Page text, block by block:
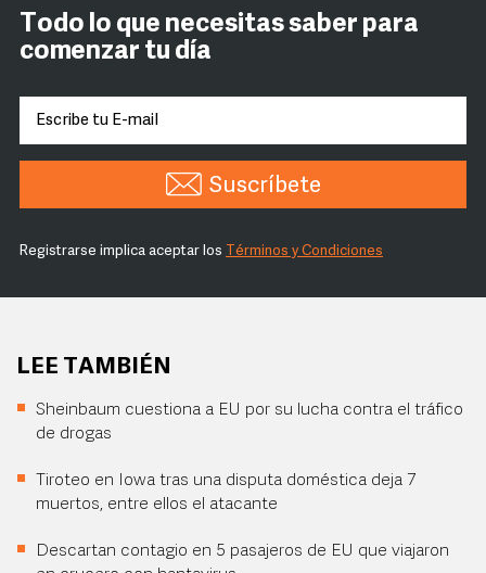
Todo lo que necesitas saber para
comenzar tu día
Suscríbete
Registrarse implica aceptar los Términos y Condiciones
LEE TAMBIÉN
Sheinbaum cuestiona a EU por su lucha contra el tráfico
de drogas
Tiroteo en Iowa tras una disputa doméstica deja 7
muertos, entre ellos el atacante
Descartan contagio en 5 pasajeros de EU que viajaron